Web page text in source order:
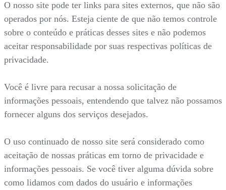
O nosso site pode ter links para sites externos, que não são
operados por nós. Esteja ciente de que não temos controle
sobre o conteúdo e práticas desses sites e não podemos
aceitar responsabilidade por suas respectivas políticas de
privacidade.
Você é livre para recusar a nossa solicitação de
informações pessoais, entendendo que talvez não possamos
fornecer alguns dos serviços desejados.
O uso continuado de nosso site será considerado como
aceitação de nossas práticas em torno de privacidade e
informações pessoais. Se você tiver alguma dúvida sobre
como lidamos com dados do usuário e informações